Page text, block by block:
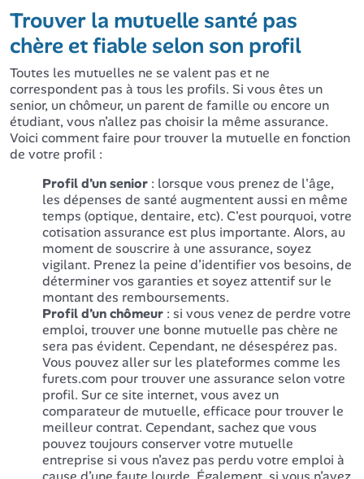
Trouver la mutuelle santé pas
chère et fiable selon son profil
Toutes les mutuelles ne se valent pas et ne
correspondent pas à tous les profils. Si vous êtes un
senior, un chômeur, un parent de famille ou encore un
étudiant, vous n’allez pas choisir la même assurance.
Voici comment faire pour trouver la mutuelle en fonction
de votre profil :
Profil d’un senior : lorsque vous prenez de l'âge,
les dépenses de santé augmentent aussi en même
temps (optique, dentaire, etc). C'est pourquoi, votre
cotisation assurance est plus importante. Alors, au
moment de souscrire à une assurance, soyez
vigilant. Prenez la peine d’identifier vos besoins, de
déterminer vos garanties et soyez attentif sur le
montant des remboursements.
Profil d’un chômeur : si vous venez de perdre votre
emploi, trouver une bonne mutuelle pas chère ne
sera pas évident. Cependant, ne désespérez pas.
Vous pouvez aller sur les plateformes comme les
furets.com pour trouver une assurance selon votre
profil. Sur ce site internet, vous avez un
comparateur de mutuelle, efficace pour trouver le
meilleur contrat. Cependant, sachez que vous
pouvez toujours conserver votre mutuelle
entreprise si vous n’avez pas perdu votre emploi à